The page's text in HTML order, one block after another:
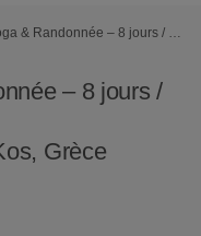
– 8 jours / 7 nuits sur l’île de Kos, Grèce
– 8 jours /
Grèce